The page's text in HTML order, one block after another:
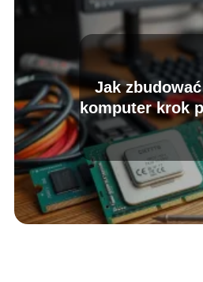
Jak
komputer krok
poradnik